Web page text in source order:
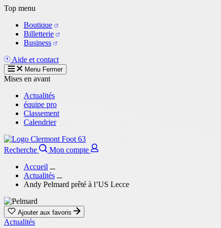
Aller
contenu
principal
Top menu
Boutique
Billetterie
Business
Aide et contact
Menu Fermer
Mises en avant
Actualités
équipe pro
Classement
Calendrier
Recherche
Mon compte
Accueil
Actualités
Andy Pelmard prêté à l’US Lecce
Ajouter aux favoris
Actualités